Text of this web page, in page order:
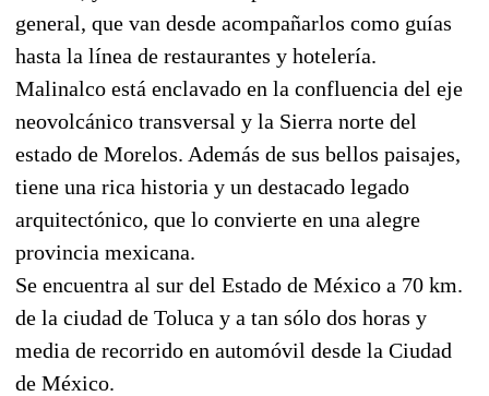
general, que van desde acompañarlos como guías
hasta la línea de restaurantes y hotelería.
Malinalco está enclavado en la confluencia del eje
neovolcánico transversal y la Sierra norte del
estado de Morelos. Además de sus bellos paisajes,
tiene una rica historia y un destacado legado
arquitectónico, que lo convierte en una alegre
provincia mexicana.
Se encuentra al sur del Estado de México a 70 km.
de la ciudad de Toluca y a tan sólo dos horas y
media de recorrido en automóvil desde la Ciudad
de México.